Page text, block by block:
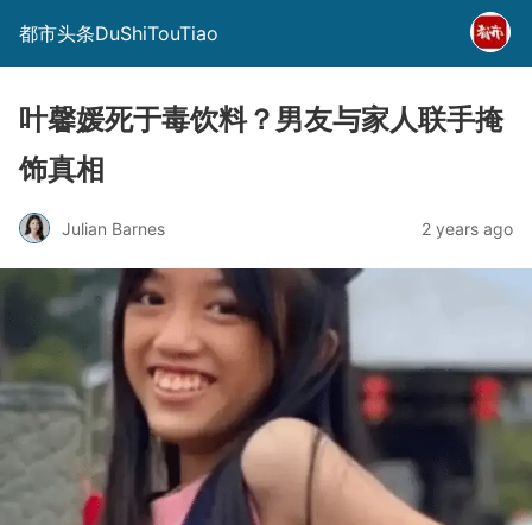
都市头条DuShiTouTiao
叶馨媛死于毒饮料？男友与家人联手掩
饰真相
Julian Barnes 2 years ago